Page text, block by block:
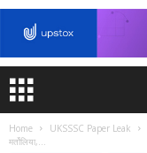
Home UKSSSC Paper Leak
मर्तोलिया,...